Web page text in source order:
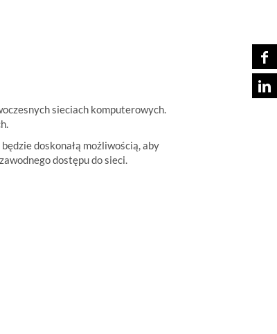
sieciach komputerowych.
doskonałą możliwością, aby
dostępu do sieci.